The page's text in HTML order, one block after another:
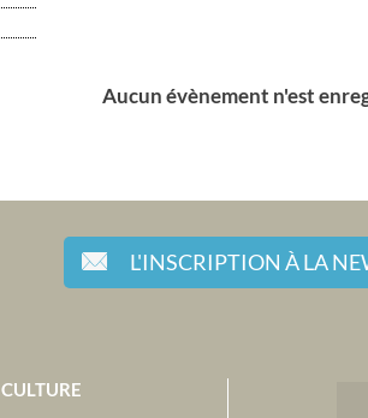
Aucun évènement n'est
L'INSCRIPTION À LA
CULTURE